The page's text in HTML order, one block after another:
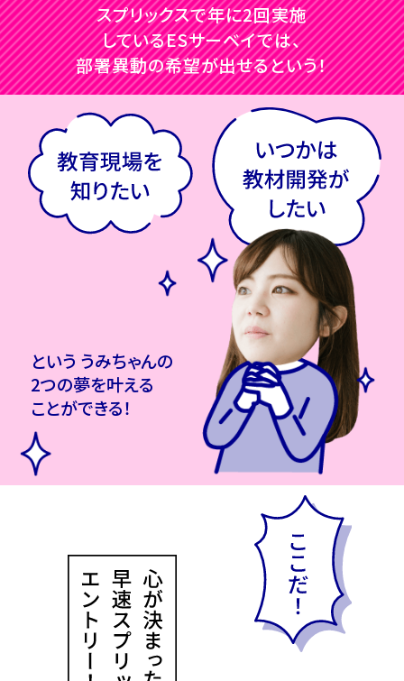
スプリックスで年に2回実施
しているESサーベイでは、
部署異動の希望が出せるという！
という うみちゃんの
2つの夢を叶える
ことができる！